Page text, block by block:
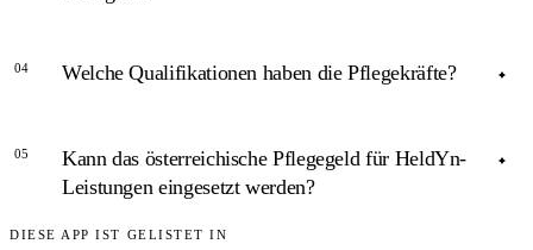
Laut HeldYn ist in Akutsituationen eine Pflegekraft innerhalb
04 Welche Qualifikationen haben die Pflegekräfte?
HeldYn setzt diplomierte Krankenpfleger, Altenbetreuende
sowie Physiotherapeuten und Ergotherapeuten ein –
05
Kann das österreichische Pflegegeld für HeldYn-
Leistungen eingesetzt werden?
ANTWORT
DIESE APP IST GELISTET IN